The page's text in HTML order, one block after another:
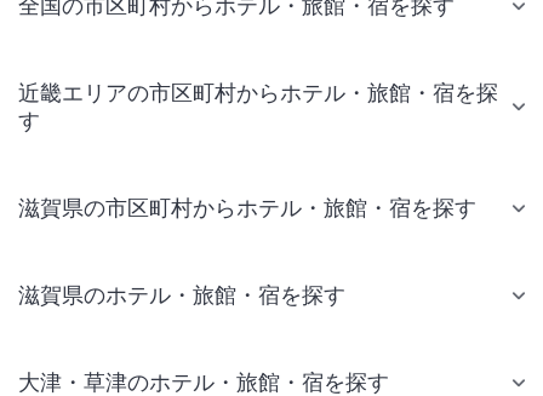
全国の市区町村からホテル・旅館・宿を探す
近畿エリアの市区町村からホテル・旅館・宿を探
す
滋賀県の市区町村からホテル・旅館・宿を探す
滋賀県のホテル・旅館・宿を探す
大津・草津のホテル・旅館・宿を探す